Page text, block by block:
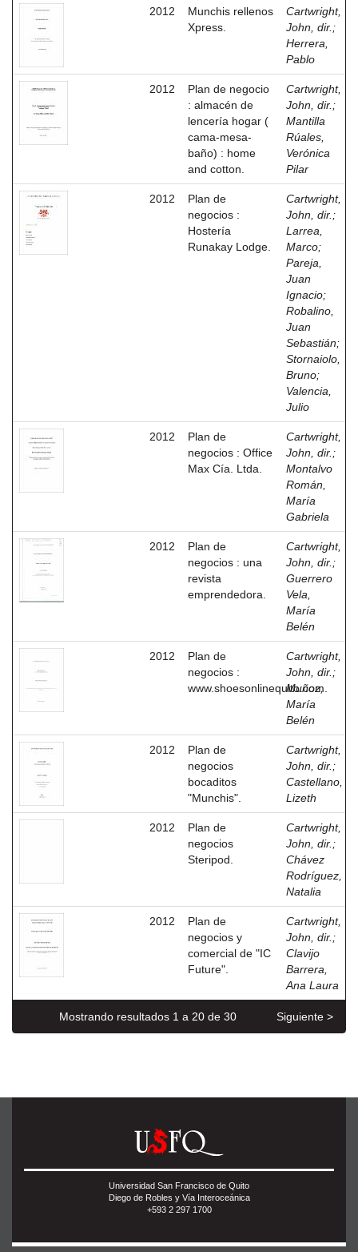
2012
Munchis rellenos
Xpress.
Cartwright,
John, dir. ;
Herrera,
Pablo
2012
Plan de negocio
: almacén de
lencería hogar (
cama-mesa-
baño) : home
and cotton.
Cartwright,
John, dir. ;
Mantilla
Rúales,
Verónica
Pilar
2012
Plan de
negocios :
Hostería
Runakay Lodge.
Cartwright,
John, dir. ;
Larrea,
Marco;
Pareja,
Juan
Ignacio;
Robalino,
Juan
Sebastián;
Stornaiolo,
Bruno;
Valencia,
Julio
2012
Plan de
negocios : Office
Max Cía. Ltda.
Cartwright,
John, dir. ;
Montalvo
Román,
María
Gabriela
2012
Plan de
negocios : una
revista
emprendedora.
Cartwright,
John, dir. ;
Guerrero
Vela,
María
Belén
2012
Plan de
negocios :
www.shoesonlinequito.com.
Cartwright,
John, dir. ;
Muñoz,
María
Belén
2012
Plan de
negocios
bocaditos
"Munchis".
Cartwright,
John, dir. ;
Castellano,
Lizeth
2012
Plan de
negocios
Steripod.
Cartwright,
John, dir. ;
Chávez
Rodríguez,
Natalia
2012
Plan de
negocios y
comercial de "IC
Future".
Cartwright,
John, dir. ;
Clavijo
Barrera,
Ana Laura
Mostrando resultados 1 a 20 de 30 Siguiente >
Universidad San Francisco de Quito
Diego de Robles y Vía Interoceánica
+593 2 297 1700